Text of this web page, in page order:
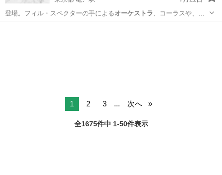
登場。フィル・スペクターの手によるオーケストラ 、コーラスや、サ
ウンド・エフェクト…
1 2 3 ... 次へ
全1675件中 1-50件表示